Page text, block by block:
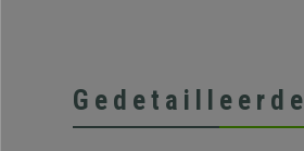
Gedetailleerde